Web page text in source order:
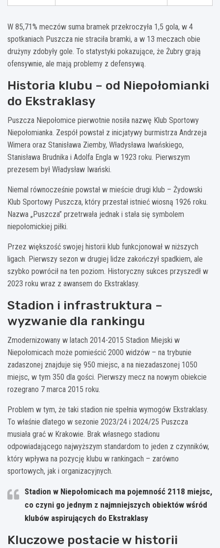
W 85,71% meczów suma bramek przekroczyła 1,5 gola, w 4
spotkaniach Puszcza nie straciła bramki, a w 13 meczach obie
drużyny zdobyły gole. To statystyki pokazujące, że Żubry grają
ofensywnie, ale mają problemy z defensywą.
Historia klubu – od Niepołomianki
do Ekstraklasy
Puszcza Niepołomice pierwotnie nosiła nazwę Klub Sportowy
Niepołomianka. Zespół powstał z inicjatywy burmistrza Andrzeja
Wimera oraz Stanisława Ziemby, Władysława Iwańskiego,
Stanisława Brudnika i Adolfa Engla w 1923 roku. Pierwszym
prezesem był Władysław Iwański.
Niemal równocześnie powstał w mieście drugi klub – Żydowski
Klub Sportowy Puszcza, który przestał istnieć wiosną 1926 roku.
Nazwa „Puszcza” przetrwała jednak i stała się symbolem
niepołomickiej piłki.
Przez większość swojej historii klub funkcjonował w niższych
ligach. Pierwszy sezon w drugiej lidze zakończył spadkiem, ale
szybko powrócił na ten poziom. Historyczny sukces przyszedł w
2023 roku wraz z awansem do Ekstraklasy.
Stadion i infrastruktura –
wyzwanie dla rankingu
Zmodernizowany w latach 2014-2015 Stadion Miejski w
Niepołomicach może pomieścić 2000 widzów – na trybunie
zadaszonej znajduje się 950 miejsc, a na niezadaszonej 1050
miejsc, w tym 350 dla gości. Pierwszy mecz na nowym obiekcie
rozegrano 7 marca 2015 roku.
Problem w tym, że taki stadion nie spełnia wymogów Ekstraklasy.
To właśnie dlatego w sezonie 2023/24 i 2024/25 Puszcza
musiała grać w Krakowie. Brak własnego stadionu
odpowiadającego najwyższym standardom to jeden z czynników,
który wpływa na pozycję klubu w rankingach – zarówno
sportowych, jak i organizacyjnych.
Stadion w Niepołomicach ma pojemność 2118 miejsc,
co czyni go jednym z najmniejszych obiektów wśród
klubów aspirujących do Ekstraklasy
Kluczowe postacie w historii